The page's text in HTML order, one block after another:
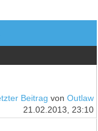
Beitrag von Outlaw
21.02.2013, 23:10